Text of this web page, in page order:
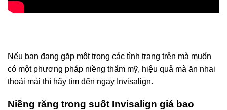
Nếu bạn đang gặp một trong các tình trạng trên mà muốn
có một phương pháp niềng thẩm mỹ, hiệu quả mà ăn nhai
thoải mái thì hãy tìm đến ngay Invisalign.
Niềng răng trong suốt Invisalign giá bao